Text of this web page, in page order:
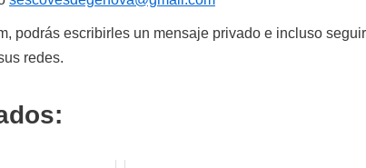
podrás escribirles un mensaje privado e incluso seguir
redes.